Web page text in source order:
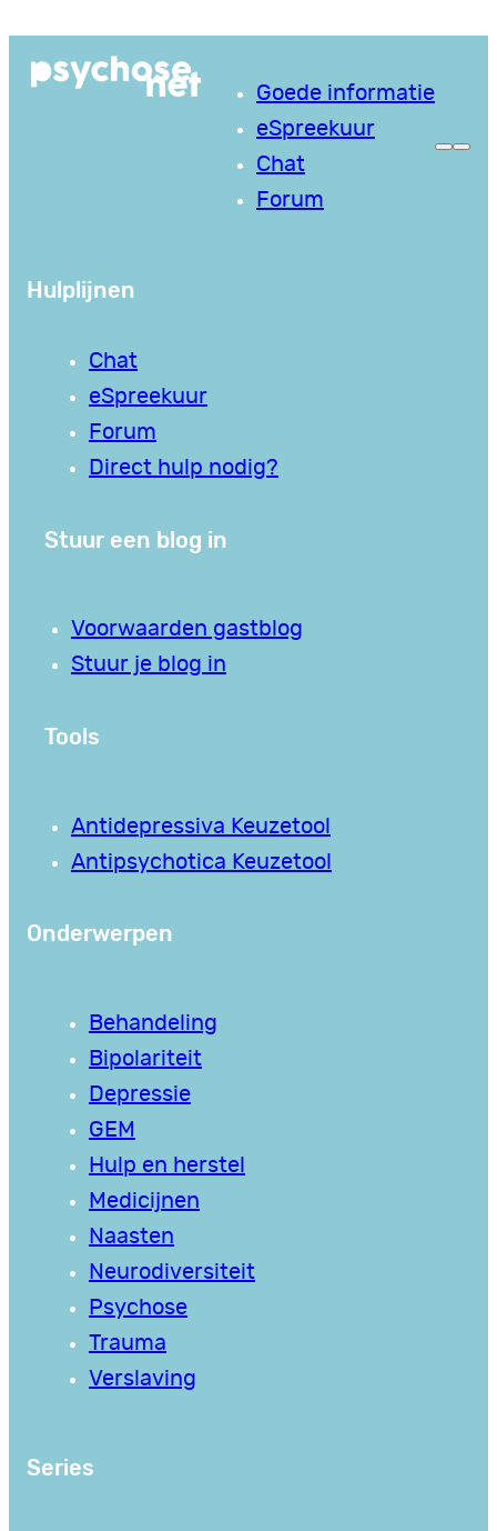
naar
Goede informatie
eSpreekuur
Chat
Forum
Hulplijnen
Chat
eSpreekuur
Forum
Direct hulp nodig?
Stuur een blog in
Voorwaarden gastblog
Stuur je blog in
Tools
Antidepressiva Keuzetool
Antipsychotica Keuzetool
Onderwerpen
Behandeling
Bipolariteit
Depressie
GEM
Hulp en herstel
Medicijnen
Naasten
Neurodiversiteit
Psychose
Trauma
Verslaving
Series